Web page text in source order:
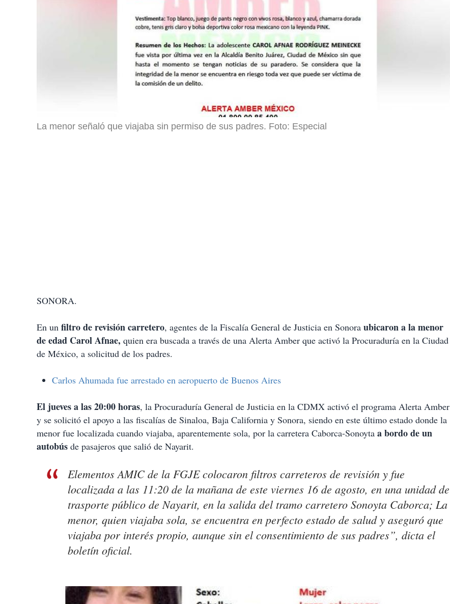
La menor señaló que viajaba sin permiso de sus padres. Foto: Especial
SONORA.
En un filtro de revisión carretero, agentes de la Fiscalía General de Justicia en Sonora ubicaron a la menor
de edad Carol Afnae, quien era buscada a través de una Alerta Amber que activó la Procuraduría en la Ciudad
de México, a solicitud de los padres.
Carlos Ahumada fue arrestado en aeropuerto de Buenos Aires
El jueves a las 20:00 horas, la Procuraduría General de Justicia en la CDMX activó el programa Alerta Amber
y se solicitó el apoyo a las fiscalías de Sinaloa, Baja California y Sonora, siendo en este último estado donde la
menor fue localizada cuando viajaba, aparentemente sola, por la carretera Caborca-Sonoyta a bordo de un
autobús de pasajeros que salió de Nayarit.
Elementos AMIC de la FGJE colocaron filtros carreteros de revisión y fue
localizada a las 11:20 de la mañana de este viernes 16 de agosto, en una unidad de
trasporte público de Nayarit, en la salida del tramo carretero Sonoyta Caborca; La
menor, quien viajaba sola, se encuentra en perfecto estado de salud y aseguró que
viajaba por interés propio, aunque sin el consentimiento de sus padres”, dicta el
boletín oficial.